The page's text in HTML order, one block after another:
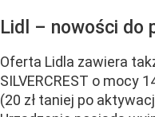
Lidl – nowości do
Oferta Lidla zawiera
SILVERCREST o mocy
(20 zł taniej po